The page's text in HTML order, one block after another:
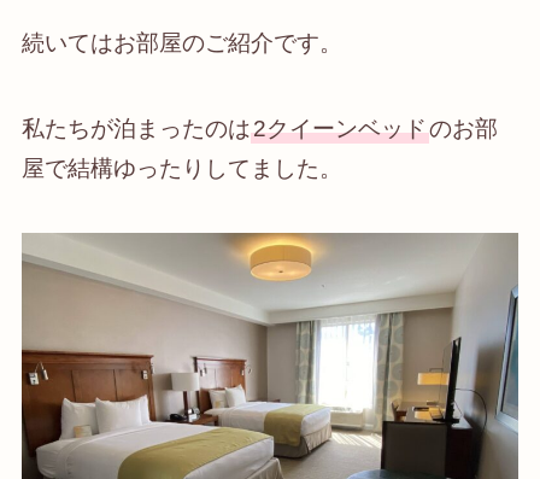
続いてはお部屋のご紹介です。
私たちが泊まったのは2クイーンベッドのお部
屋で結構ゆったり してました。